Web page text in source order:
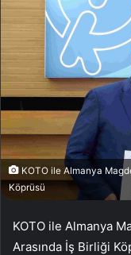
KOTO ile Almanya
Köprüsü
KOTO ile Almanya
Arasında İş Birliği